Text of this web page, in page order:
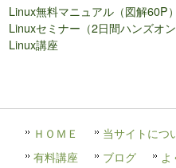
Linux無料マニュアル（図解60P）
Linuxセミナー（2日間ハンズオン
Linux講座
ＨＯＭＥ 当サイトにつ
有料講座
ブログ よ